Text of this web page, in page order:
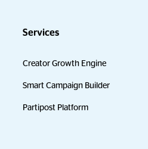
Services
Creator Growth Engine
Smart Campaign Builder
Partipost Platform